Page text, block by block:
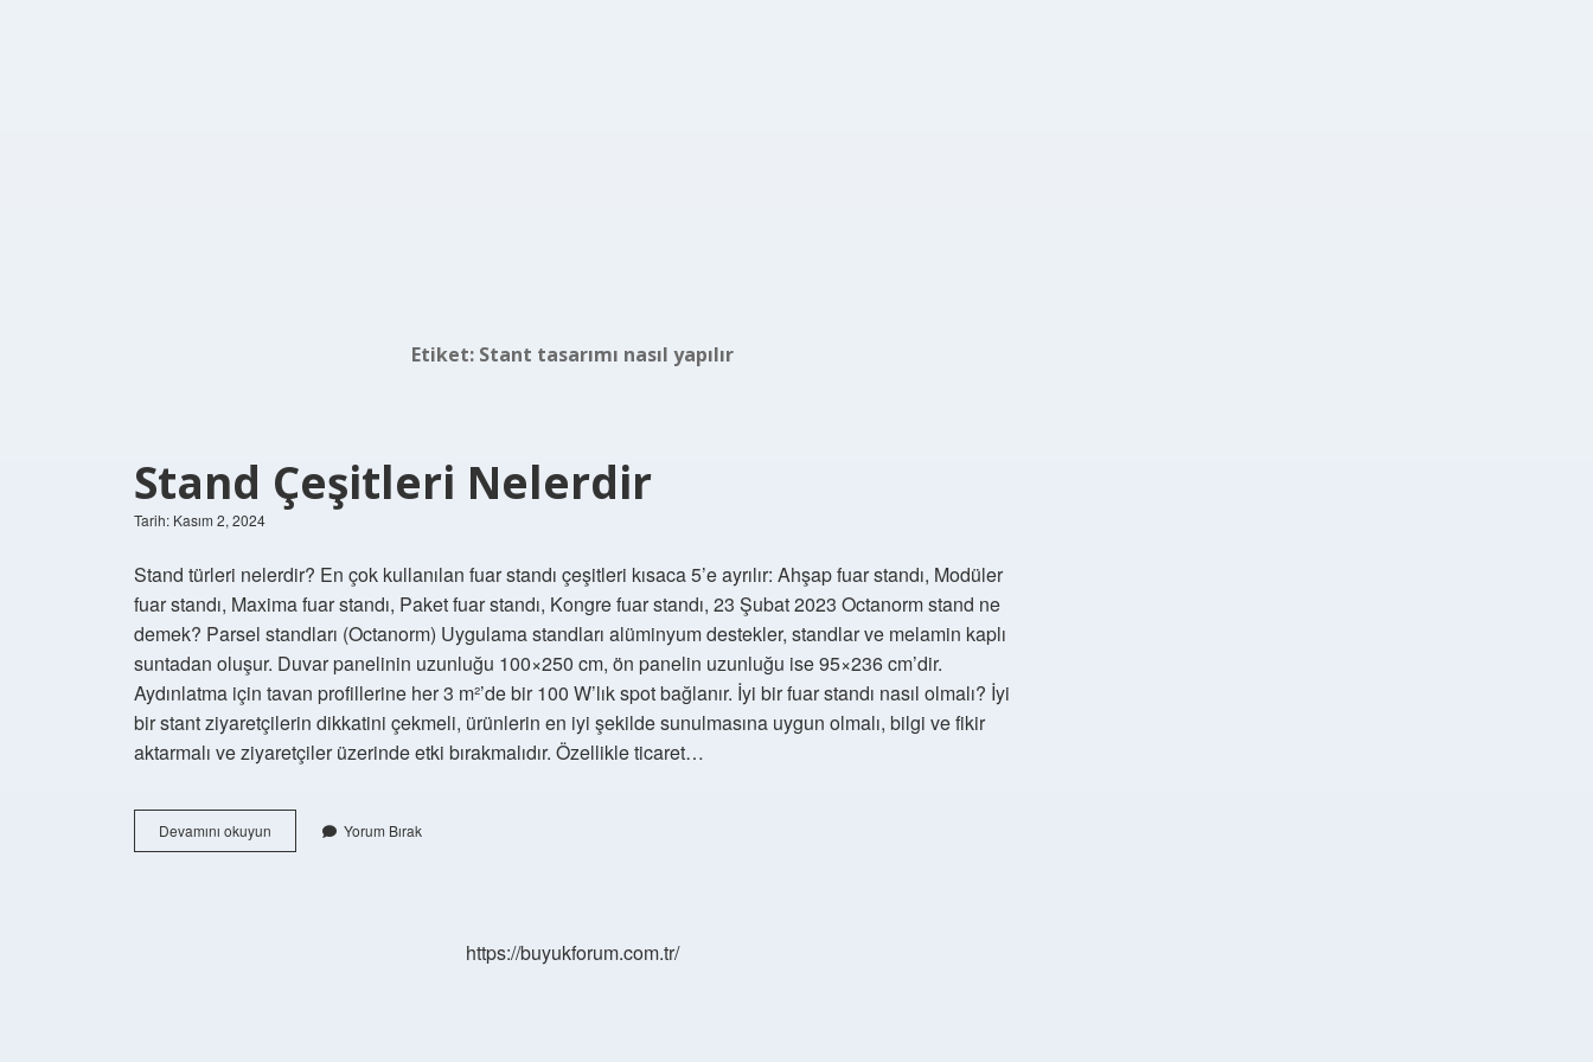
Etiket: Stant tasarımı nasıl yapılır
Stand Çeşitleri Nelerdir
Tarih: Kasım 2, 2024
Stand türleri nelerdir? En çok kullanılan fuar standı çeşitleri kısaca 5’e ayrılır: Ahşap fuar standı, Modüler
fuar standı, Maxima fuar standı, Paket fuar standı, Kongre fuar standı, 23 Şubat 2023 Octanorm stand ne
demek? Parsel standları (Octanorm) Uygulama standları alüminyum destekler, standlar ve melamin kaplı
suntadan oluşur. Duvar panelinin uzunluğu 100×250 cm, ön panelin uzunluğu ise 95×236 cm’dir.
Aydınlatma için tavan profillerine her 3 m²’de bir 100 W’lık spot bağlanır. İyi bir fuar standı nasıl olmalı? İyi
bir stant ziyaretçilerin dikkatini çekmeli, ürünlerin en iyi şekilde sunulmasına uygun olmalı, bilgi ve fikir
aktarmalı ve ziyaretçiler üzerinde etki bırakmalıdır. Özellikle ticaret…
Devamını okuyun
Çeşitleri
Yorum Bırak
https://buyukforum.com.tr/